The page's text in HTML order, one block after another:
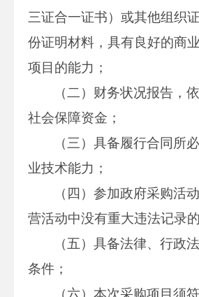
三证合一证书）或其他组织
份证明材料，具有良好的商
项目的能力；
（二）财务状况报告，
社会保障资金；
（三）具备履行合同所
业技术能力；
（四）参加政府采购活
营活动中没有重大违法记录
（五）具备法律、行政
条件；
（六）本次采购项目须